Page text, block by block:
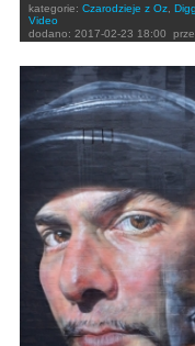
kategorie: Czarodzieje z Oz
Video
dodano: 2017-02-23 18:00